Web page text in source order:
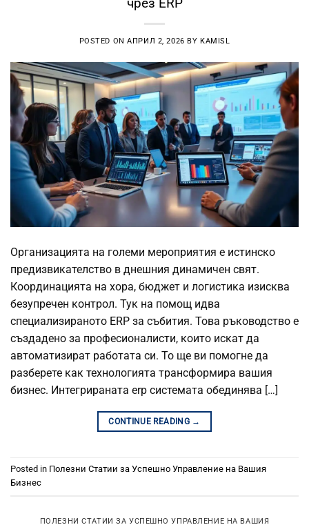
чрез ERP
POSTED ONАПРИЛ 2, 2026 BY KAMISL
Организацията на големи мероприятия е истинско
предизвикателство в днешния динамичен свят.
Координацията на хора, бюджет и логистика изисква
безупречен контрол. Тук на помощ идва
специализираното ERP за събития. Това ръководство е
създадено за професионалисти, които искат да
автоматизират работата си. То ще ви помогне да
разберете как технологията трансформира вашия
бизнес. Интегрираната erp системата обединява […]
CONTINUE READING →
Posted in Полезни Статии за Успешно Управление на Вашия
Бизнес
ПОЛЕЗНИ СТАТИИ ЗА УСПЕШНО УПРАВЛЕНИЕ НА ВАШИЯ